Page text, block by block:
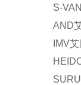
S-
AND
IMV